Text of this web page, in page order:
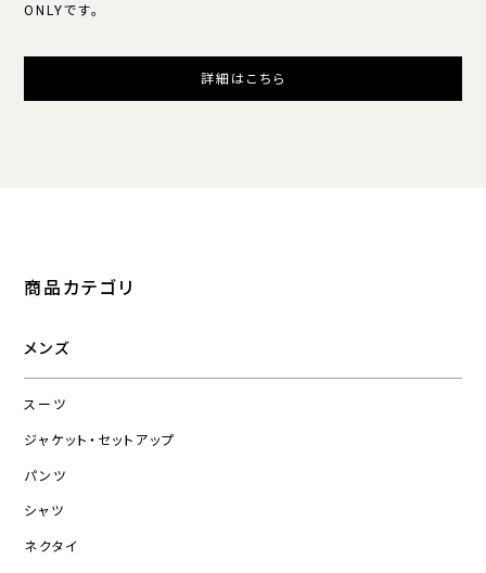
ONLYです。
詳細はこちら
商品カテゴリ
メンズ
スーツ
ジャケット・セットアップ
パンツ
シャツ
ネクタイ